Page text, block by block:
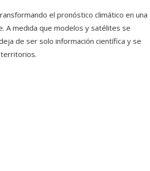
el pronóstico climático en una
A medida que modelos y satélites se
de ser solo información científica y se